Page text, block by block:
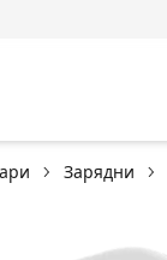
Зарядни